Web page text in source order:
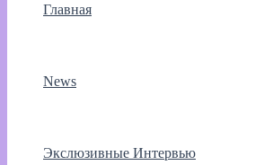
Главная
News
Экслюзивные Интервью